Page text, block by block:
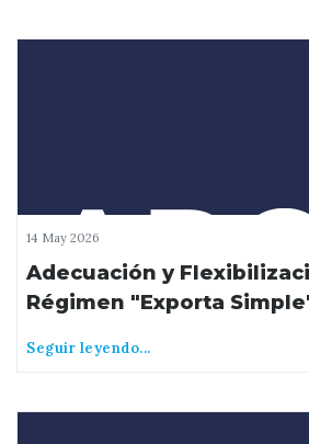
14 May 2026
Adecuación y
Régimen "Exporta
Seguir leyendo...